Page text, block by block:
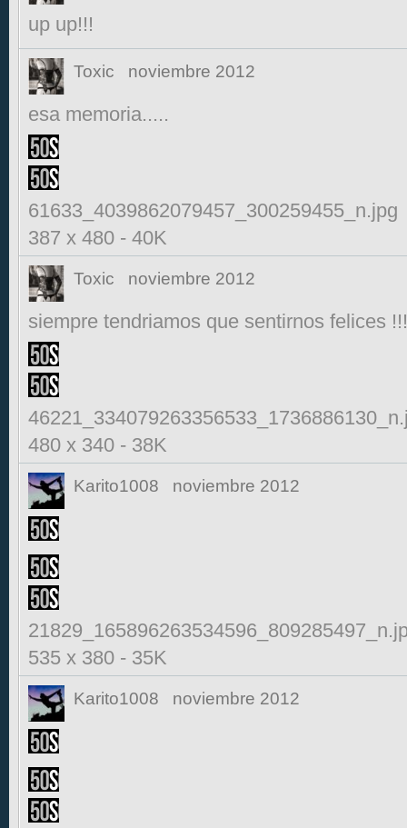
up up!!!
Toxic noviembre 2012
esa memoria.....
61633_4039862079457_300259455_n.jpg
387 x 480 - 40K
Toxic noviembre 2012
siempre tendriamos que sentirnos felices !!!
480 x 340 - 38K
Karito1008 noviembre 2012
535 x 380 - 35K
Karito1008 noviembre 2012